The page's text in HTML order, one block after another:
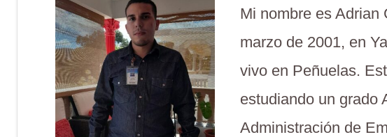
Mi nombre es Adrian
marzo de 2001, en
vivo en Peñuelas.
estudiando un grado
Administración de